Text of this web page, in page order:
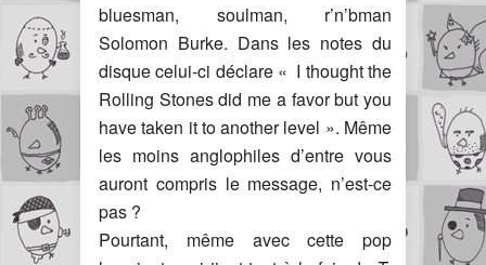
bluesman, soulman, r’n’bman
Solomon Burke. Dans les notes du
disque celui-ci déclare « I thought the
Rolling Stones did me a favor but you
have taken it to another level ». Même
les moins anglophiles d’entre vous
auront compris le message, n’est-ce
pas ?
Pourtant, même avec cette pop